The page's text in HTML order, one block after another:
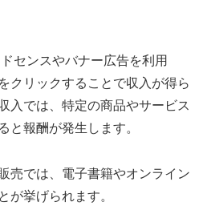
センスやバナー広告を利用
クリックすることで収入が得ら
入では、特定の商品やサービス
と報酬が発生します。
売では、電子書籍やオンライン
が挙げられます。